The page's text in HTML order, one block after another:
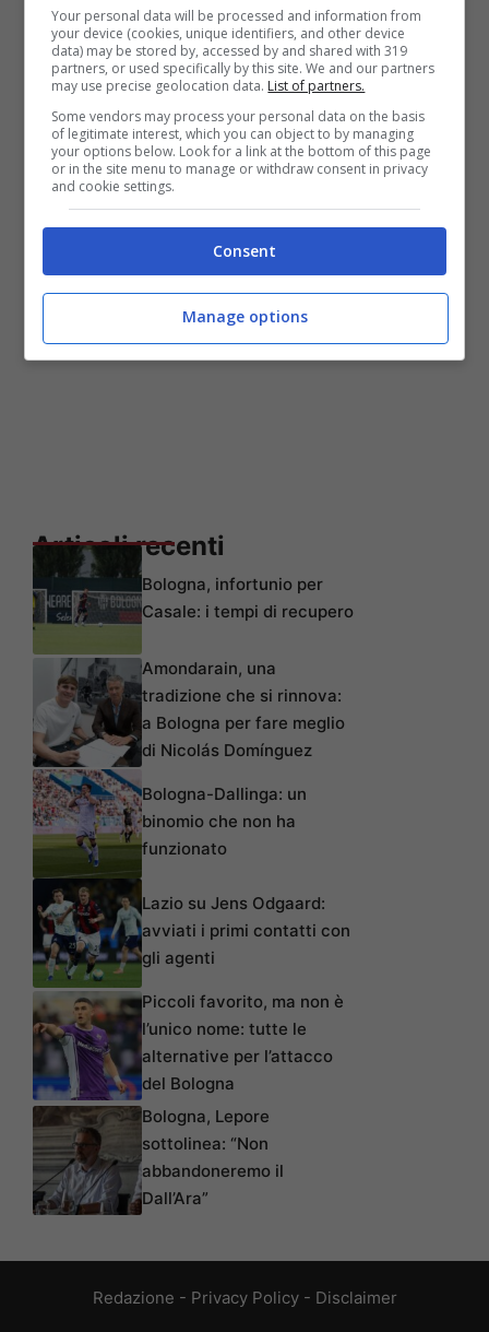
principali caratteristiche senza farci
oltremodo condizionare. E’ stato così sabato
scorso, dovrà esserlo altrettanto anche in
occasione delle trasferte di Rieti e Pistoia.
Tutti i giocatori saranno a disposizione’’.
Articoli recenti
Bologna, infortunio per
Casale: i tempi di recupero
Amondarain, una
tradizione che si rinnova:
a Bologna per fare meglio
di Nicolás Domínguez
Bologna-Dallinga: un
binomio che non ha
funzionato
Lazio su Jens Odgaard:
avviati i primi contatti con
gli agenti
Piccoli favorito, ma non è
l’unico nome: tutte le
alternative per l’attacco
del Bologna
Bologna, Lepore
sottolinea: “Non
abbandoneremo il
Dall’Ara”
Redazione - Privacy Policy- Disclaimer
Your personal data will be processed and information from
your device (cookies, unique identifiers, and other device
data) may be stored by, accessed by and shared with 319
partners, or used specifically by this site. We and our partners
may use precise geolocation data. List of partners.
Some vendors may process your personal data on the basis
of legitimate interest, which you can object to by managing
your options below. Look for a link at the bottom of this page
or in the site menu to manage or withdraw consent in privacy
and cookie settings.
Consent
Manage options